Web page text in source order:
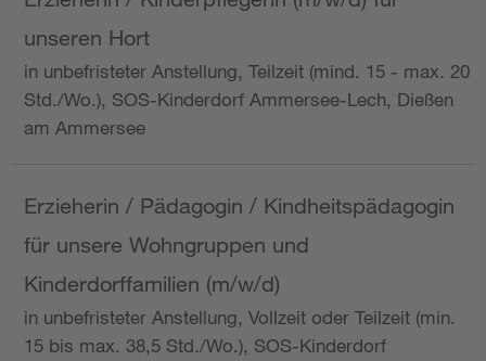
unseren Hort
in unbefristeter Anstellung, Teilzeit (mind. 15 - max. 20
Std./Wo.), SOS-Kinderdorf Ammersee-Lech, Dießen
am Ammersee
Erzieherin / Pädagogin / Kindheitspädagogin
für unsere Wohngruppen und
Kinderdorffamilien (m/w/d)
in unbefristeter Anstellung, Vollzeit oder Teilzeit (min.
15 bis max. 38,5 Std./Wo.), SOS-Kinderdorf